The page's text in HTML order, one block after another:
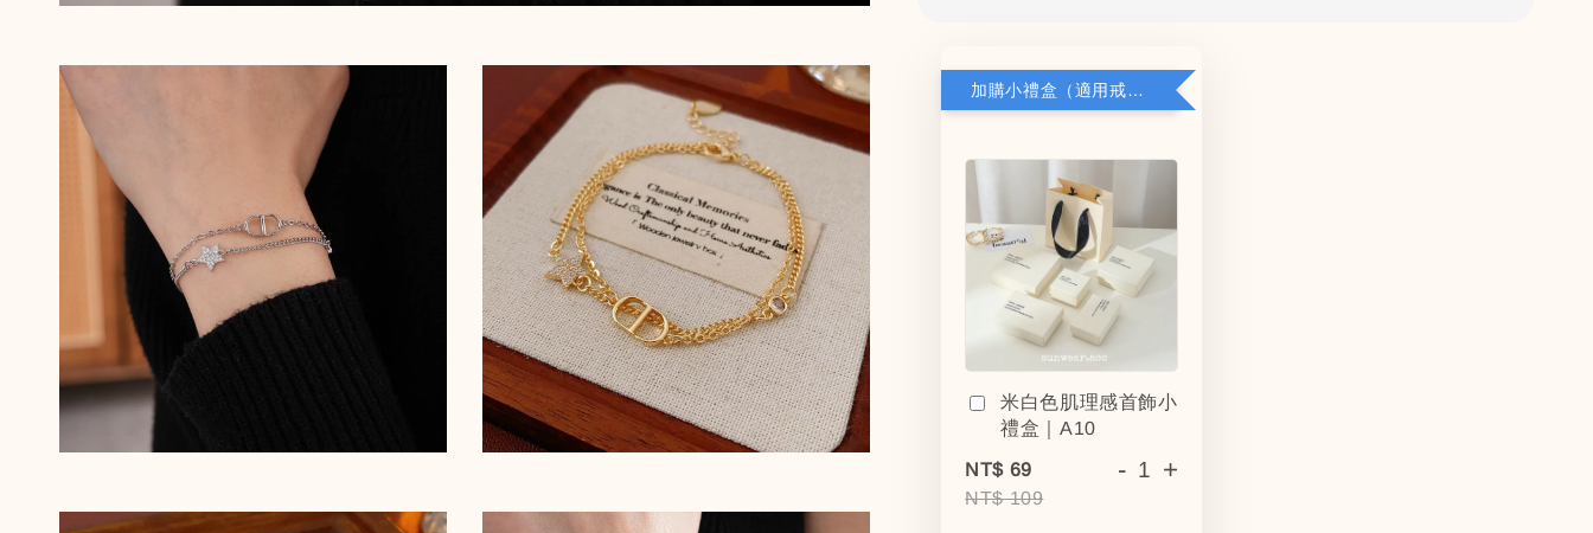
加購小禮盒（適用戒指/項鍊/耳環）5*8*2.8
米白色肌理感首飾小
禮盒｜A10
NT$ 69
NT$ 109
- +